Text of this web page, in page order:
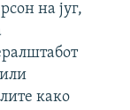
на југ,
како